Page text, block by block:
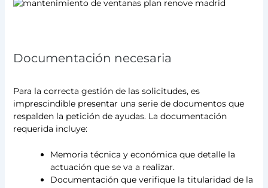
Documentación necesaria
Para la correcta gestión de las solicitudes, es
imprescindible presentar una serie de documentos que
respalden la petición de ayudas. La documentación
requerida incluye:
Memoria técnica y económica que detalle la
actuación que se va a realizar.
Documentación que verifique la titularidad de la